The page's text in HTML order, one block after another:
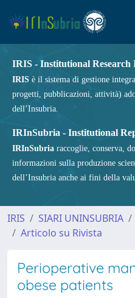
IRIS - Institutional Research
IRIS è il sistema di gestione
progetti, pubblicazioni, attività)
dell’Insubria.
IRInSubria - Institutional
IRInSubria raccoglie, conserva,
informazioni sulla produzione
dell’Insubria anche ai fini della
IRIS SIARI UNINSUBRIA
Articolo su Rivista
Perioperative
obese patients